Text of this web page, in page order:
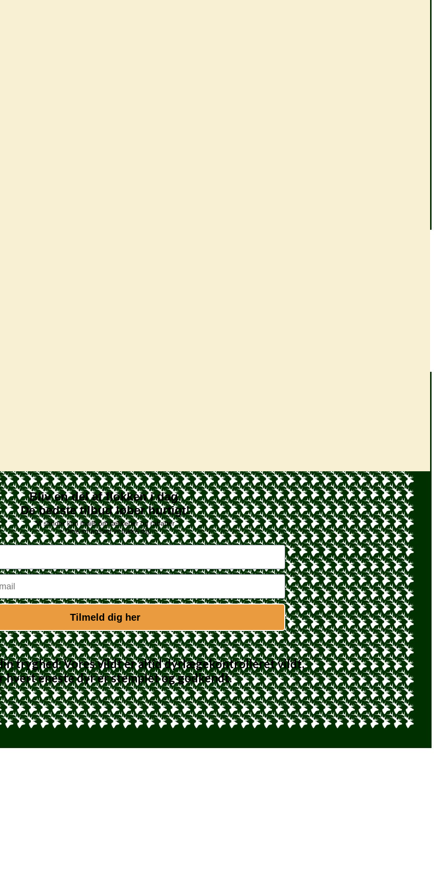
Bliv en del af flokken i dag.
De bedste tilbud løber hurtigt!
Vi sender kun mails om lækkerier og rabatter
– Dine smagsløg vil takke dig.
Tilmeld dig her
tryghed: Vores vildt er altid dyrlægekontrolleret vildt,
hvert eneste dyr er stemplet og godkendt.